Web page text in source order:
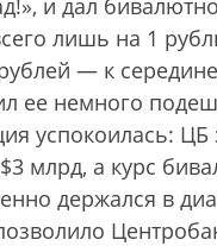
лишь на 1
— к
ее немного
успокоилась: ЦБ
млрд, а курс
держался в